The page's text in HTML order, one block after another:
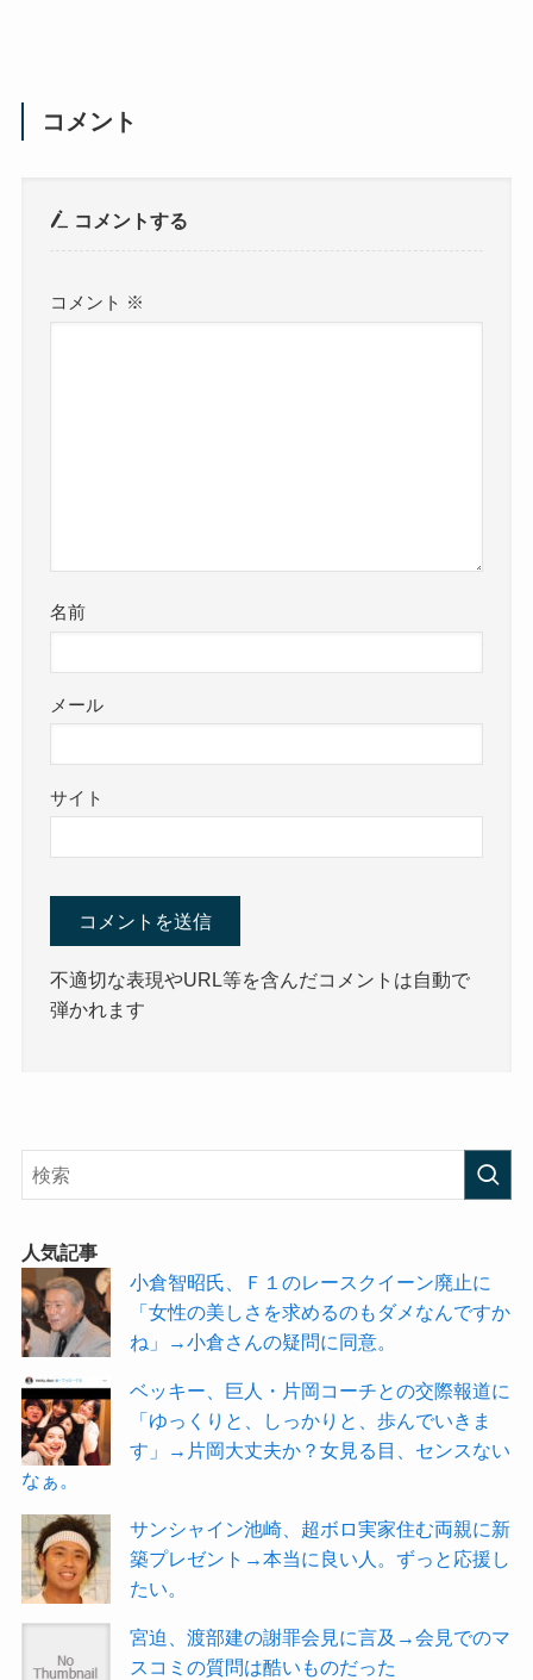
コメント
コメントする
コメント ※
名前
メール
サイト
不適切な表現やURL等を含んだコメントは自動で
弾かれます
人気記事
小倉智昭氏、Ｆ１のレースクイーン廃止に
「女性の美しさを求めるのもダメなんですか
ね」→小倉さんの疑問に同意。
ベッキー、巨人・片岡コーチとの交際報道に
「ゆっくりと、しっかりと、歩んでいきま
す」→片岡大丈夫か？女見る目、センスない
なぁ。
サンシャイン池崎、超ボロ実家住む両親に新
築プレゼント→本当に良い人。ずっと応援し
たい。
宮迫、渡部建の謝罪会見に言及→会見でのマ
スコミの質問は酷いものだった